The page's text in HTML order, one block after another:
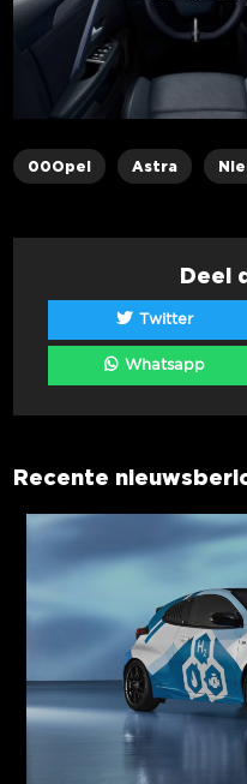
00Opel Astra
Deel
Twitter
Whatsapp
Recente